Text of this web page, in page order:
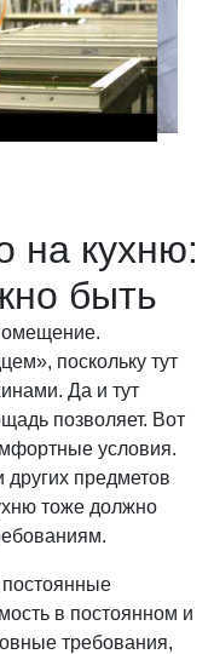
на кухню:
быть
поскольку тут
Да и тут
позволяет. Вот
условия.
других предметов
тоже должно
в постоянном и
требования,